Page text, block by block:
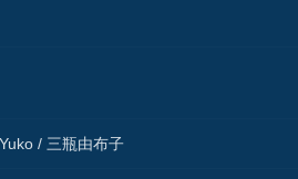
/ 三瓶由布子